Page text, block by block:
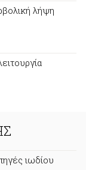
λήψη
ιωδίου